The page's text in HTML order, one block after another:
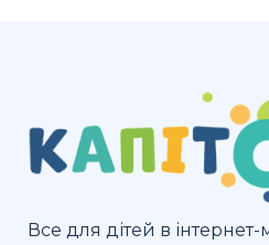
Все для дітей в